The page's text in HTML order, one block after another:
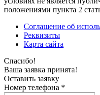
положениями пункта 2
Соглашение об
Реквизиты
Карта сайта
Спасибо!
Ваша заявка принята!
Оставить заявку
Номер телефона *